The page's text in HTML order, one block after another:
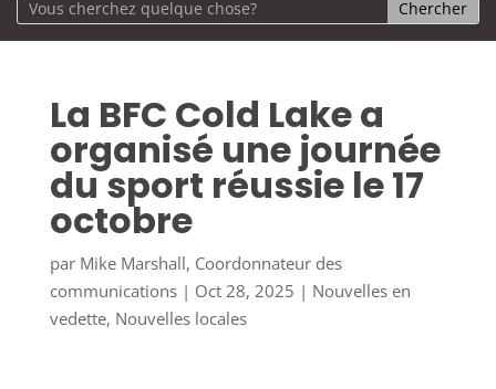
La BFC Cold Lake a
organisé une journée
du sport réussie le 17
octobre
par Mike Marshall, Coordonnateur des
communications| Oct 28, 2025 | Nouvelles en
vedette, Nouvelles locales